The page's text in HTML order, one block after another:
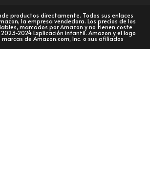
productos directamente. Todos sus enlaces
la empresa vendedora. Los precios de los
marcados por Amazon y no tienen coste
2024 Explicación infantil. Amazon y el logo
de Amazon.com, Inc. o sus afiliados